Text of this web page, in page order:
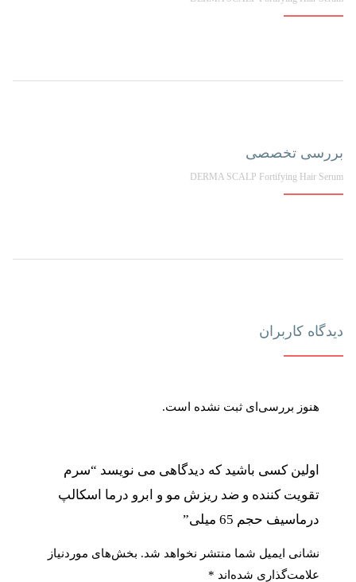
بررسی تخصصی
DERMA SCALP Fortifying Hair Serum
دیدگاه کاربران
هنوز بررسی‌ای ثبت نشده است.
اولین کسی باشید که دیدگاهی می نویسد “سرم
تقویت کننده و ضد ریزش مو و ابرو درما اسکالپ
درماسیف حجم 65 میلی”
نشانی ایمیل شما منتشر نخواهد شد. بخش‌های موردنیاز
علامت‌گذاری شده‌اند *